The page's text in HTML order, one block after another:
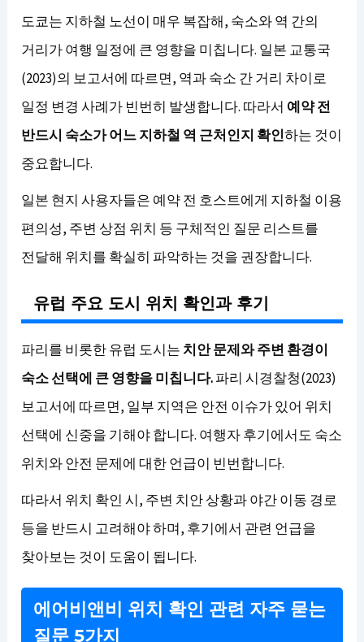
도쿄는 지하철 노선이 매우 복잡해, 숙소와 역 간의
거리가 여행 일정에 큰 영향을 미칩니다. 일본 교통국
(2023)의 보고서에 따르면, 역과 숙소 간 거리 차이로
일정 변경 사례가 빈번히 발생합니다. 따라서 예약 전
반드시 숙소가 어느 지하철 역 근처인지 확인하는 것이
중요합니다.
일본 현지 사용자들은 예약 전 호스트에게 지하철 이용
편의성, 주변 상점 위치 등 구체적인 질문 리스트를
전달해 위치를 확실히 파악하는 것을 권장합니다.
유럽 주요 도시 위치 확인과 후기
파리를 비롯한 유럽 도시는 치안 문제와 주변 환경이
숙소 선택에 큰 영향을 미칩니다.파리 시경찰청(2023)
보고서에 따르면, 일부 지역은 안전 이슈가 있어 위치
선택에 신중을 기해야 합니다. 여행자 후기에서도 숙소
위치와 안전 문제에 대한 언급이 빈번합니다.
따라서 위치 확인 시, 주변 치안 상황과 야간 이동 경로
등을 반드시 고려해야 하며, 후기에서 관련 언급을
찾아보는 것이 도움이 됩니다.
에어비앤비 위치 확인 관련 자주 묻는
질문 5가지